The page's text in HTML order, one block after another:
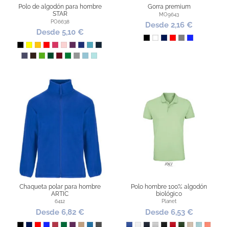
Polo de algodón para hombre
STAR
PO6638
Desde 5,10 €
NegroAmarillo
Naranja
RojoRosetón
Rosa Claro
Púrpura
Azul Royal
Turquesa
Azul Marino
Azul Denim
Chocolate
Verde Grass
Verde Botella
Granate
Verde Tropical
Gris Vigoré
CelesteVerde Menta
Gorra premium
MO9643
Desde 2,16 €
NegroBlanco
Marino
RojoGrisAzul Royal
Chaqueta polar para hombre
ARTIC
6412
Desde 6,82 €
Polo hombre 100% algodón
biológico
Planet
Desde 6,53 €